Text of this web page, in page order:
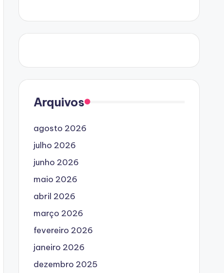
Arquivos
agosto 2026
julho 2026
junho 2026
maio 2026
abril 2026
março 2026
fevereiro 2026
janeiro 2026
dezembro 2025